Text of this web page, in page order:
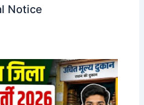
Notice